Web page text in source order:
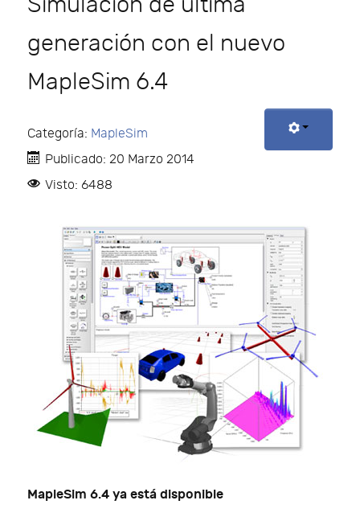
generación con el nuevo
MapleSim 6.4
Categoría: MapleSim
Publicado: 20 Marzo 2014
Visto: 6488
MapleSim 6.4 ya está disponible